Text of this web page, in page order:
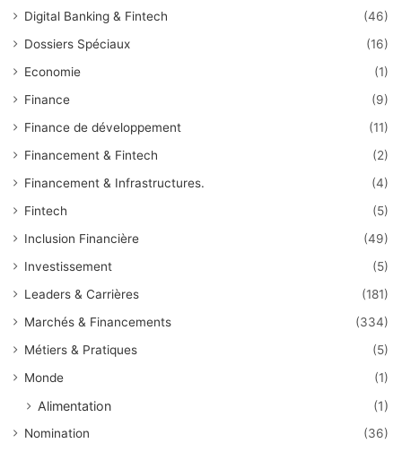
Digital Banking & Fintech
(46)
Dossiers Spéciaux
(16)
Economie
(1)
Finance
(9)
Finance de développement
(11)
Financement & Fintech
(2)
Financement & Infrastructures.
(4)
Fintech
(5)
Inclusion Financière
(49)
Investissement
(5)
Leaders & Carrières
(181)
Marchés & Financements
(334)
Métiers & Pratiques
(5)
Monde
(1)
Alimentation (1)
Nomination
(36)